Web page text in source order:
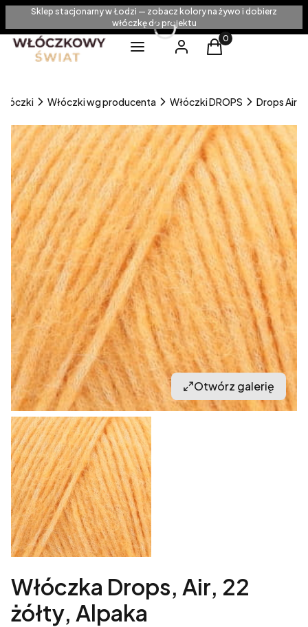
Sklep stacjonarny w Łodzi — zobacz kolory na żywo i dobierz
włóczkę do projektu
Menu
Zaloguj sięProdukty w
Koszyk
Włóczki wg producenta Włóczki DROPS Drops Air
Otwórz galerię
Włóczka Drops, Air, 22
żółty, Alpaka